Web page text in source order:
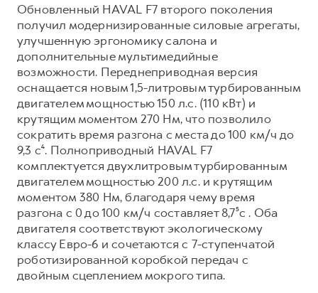
Обновленный HAVAL F7 второго поколения
получил модернизированные силовые агрегаты,
улучшенную эргономику салона и
дополнительные мультимедийные
возможности. Переднеприводная версия
оснащается новым 1,5-литровым турбированным
двигателем мощностью 150 л.с. (110 кВт) и
крутящим моментом 270 Нм, что позволило
сократить время разгона с места до 100 км/ч до
9,3 с⁴. Полноприводный HAVAL F7
комплектуется двухлитровым турбированным
двигателем мощностью 200 л.с. и крутящим
моментом 380 Нм, благодаря чему время
разгона с 0 до 100 км/ч составляет 8,7⁵с . Оба
двигателя соответствуют экологическому
классу Евро-6 и сочетаются с 7-ступенчатой
роботизированной коробкой передач с
двойным сцеплением мокрого типа.